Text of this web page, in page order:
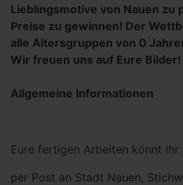
Lieblingsmotive von Nauen zu
Preise zu gewinnen! Der
alle Altersgruppen von 0
Wir freuen uns auf Eure Bilder!
Allgemeine Informationen
Eure fertigen Arbeiten könnt
per Post an Stadt Nauen,